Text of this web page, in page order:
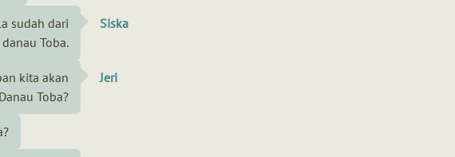
Siska
sudah dari
Toba.
Jeri
kita akan
Toba?